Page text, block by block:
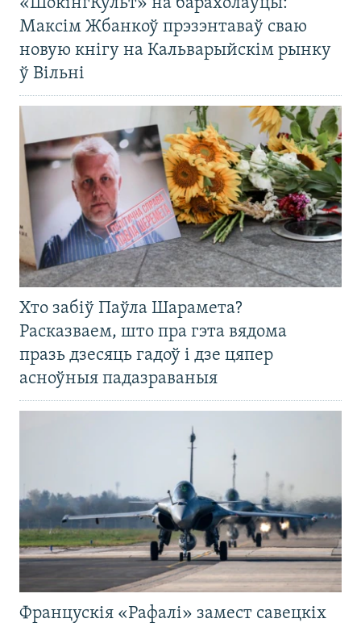
«ШокінгКульт» на барахолаўцы:
Максім Жбанкоў прэзэнтаваў сваю
новую кнігу на Кальварыйскім рынку
ў Вільні
Хто забіў Паўла Шарамета?
Расказваем, што пра гэта вядома
празь дзесяць гадоў і дзе цяпер
асноўныя падазраваныя
Францускія «Рафалі» замест савецкіх